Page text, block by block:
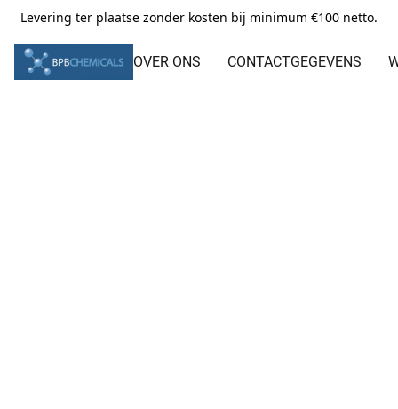
Levering ter plaatse zonder kosten bij minimum €100 netto.
OVER ONS CONTACTGEGEVENS